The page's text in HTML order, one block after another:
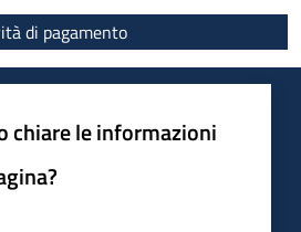
di pagamento
chiare le informazioni